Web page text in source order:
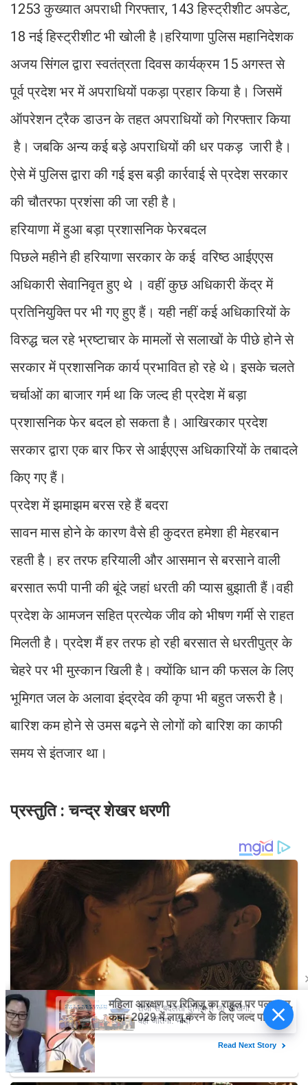
1253 कुख्यात अपराधी गिरफ्तार, 143 हिस्ट्रीशीट अपडेट,
18 नई हिस्ट्रीशीट भी खोली है।हरियाणा पुलिस महानिदेशक
अजय सिंगल द्वारा स्वतंत्रता दिवस कार्यक्रम 15 अगस्त से
पूर्व प्रदेश भर में अपराधियों पकड़ा प्रहार किया है। जिसमें
ऑपरेशन ट्रैक डाउन के तहत अपराधियों को गिरफ्तार किया
है। जबकि अन्य कई बड़े अपराधियों की धर पकड़ जारी है।
ऐसे में पुलिस द्वारा की गई इस बड़ी कार्रवाई से प्रदेश सरकार
की चौतरफा प्रशंसा की जा रही है।
हरियाणा में हुआ बड़ा प्रशासनिक फेरबदल
पिछले महीने ही हरियाणा सरकार के कई वरिष्ठ आईएएस
अधिकारी सेवानिवृत हुए थे । वहीं कुछ अधिकारी केंद्र में
प्रतिनियुक्ति पर भी गए हुए हैं। यही नहीं कई अधिकारियों के
विरुद्ध चल रहे भ्रष्टाचार के मामलों से सलाखों के पीछे होने से
सरकार में प्रशासनिक कार्य प्रभावित हो रहे थे। इसके चलते
चर्चाओं का बाजार गर्म था कि जल्द ही प्रदेश में बड़ा
प्रशासनिक फेर बदल हो सकता है। आखिरकार प्रदेश
सरकार द्वारा एक बार फिर से आईएएस अधिकारियों के तबादले
किए गए हैं।
प्रदेश में झमाझम बरस रहे हैं बदरा
सावन मास होने के कारण वैसे ही कुदरत हमेशा ही मेहरबान
रहती है। हर तरफ हरियाली और आसमान से बरसाने वाली
बरसात रूपी पानी की बूंदे जहां धरती की प्यास बुझाती हैं।वही
प्रदेश के आमजन सहित प्रत्येक जीव को भीषण गर्मी से राहत
मिलती है। प्रदेश मैं हर तरफ हो रही बरसात से धरतीपुत्र के
चेहरे पर भी मुस्कान खिली है। क्योंकि धान की फसल के लिए
भूमिगत जल के अलावा इंद्रदेव की कृपा भी बहुत जरूरी है।
बारिश कम होने से उमस बढ़ने से लोगों को बारिश का काफी
समय से इंतजार था।
प्रस्तुति : चन्द्र शेखर धरणी
तेजी से बदलती दुनिया में जो सीखेगा,
वही जीतेगा: मोदी